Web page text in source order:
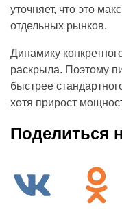
уточняет, что это
отдельных рынков.
Динамику
раскрыла. Поэтому
быстрее
хотя прирост
Поделиться